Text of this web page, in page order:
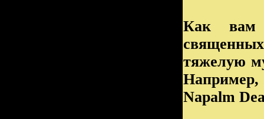
Как вам
тяжелую
Napalm